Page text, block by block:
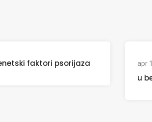
faktori psorijaza apr
u